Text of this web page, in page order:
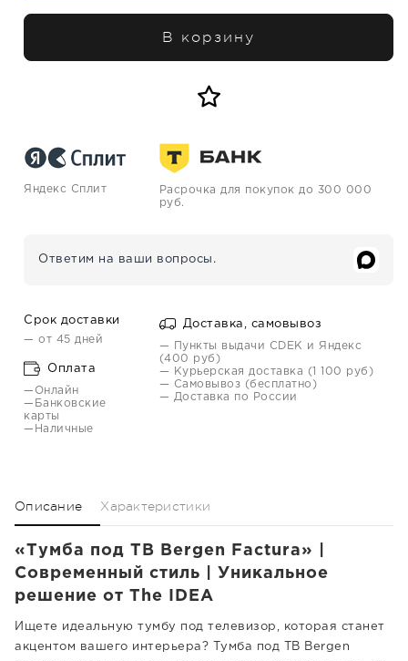
В корзину
Яндекс Сплит
Расрочка для покупок до 300 000
руб.
Ответим на ваши вопросы.
Срок доставки
— от 45 дней
Оплата
—Онлайн
—Банковские
карты
—Наличные
Доставка, самовывоз
— Пункты выдачи CDEK и Яндекс
(400 руб)
— Курьерская доставка (1 100 руб)
— Самовывоз (бесплатно)
— Доставка по России
Описание Характеристики
«Тумба под ТВ Bergen Factura» |
Современный стиль | Уникальное
решение от The IDEA
Ищете идеальную тумбу под телевизор, которая станет
акцентом вашего интерьера? Тумба под ТВ Bergen